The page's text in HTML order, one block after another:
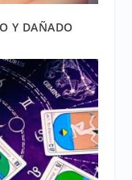
Y DAÑADO